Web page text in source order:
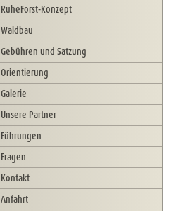
RuheForst-Konzept
Waldbau
Gebühren und Satzung
Orientierung
Galerie
Unsere Partner
Führungen
Fragen
Kontakt
Anfahrt